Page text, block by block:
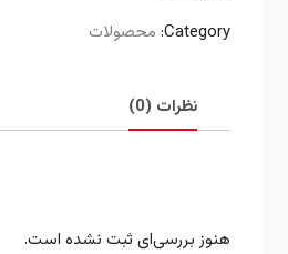
Category: محصولات
نظرات (0)
هنوز بررسی‌ای ثبت نشده است.